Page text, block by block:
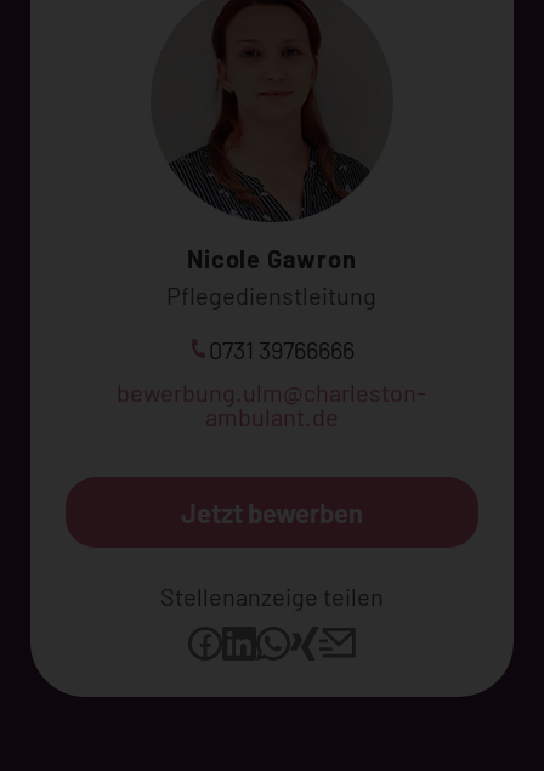
Nicole Gawron
Pflegedienstleitung
0731 39766666
bewerbung.ulm@charleston-
ambulant.de
Jetzt bewerben
Stellenanzeige teilen